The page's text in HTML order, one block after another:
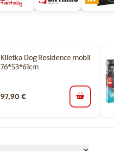
Klietka Dog Residence mobil
76*53*61cm
97,90 € do košíka